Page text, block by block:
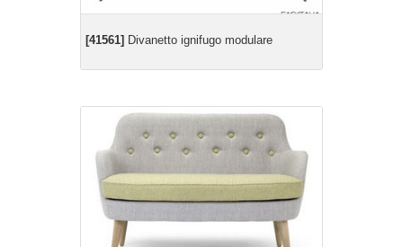
[41561] Divanetto ignifugo modulare